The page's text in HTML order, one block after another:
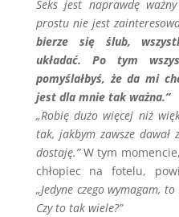
Seks jest naprawdę
prostu nie jest
bierze się ślub,
układać. Po tym
pomyślałbyś, że da mi
jest dla mnie tak ważna.”
„Robię dużo więcej niż
tak, jakbym zawsze
dostaję.”W tym
chłopiec na fotelu,
„Jedyne czego wymagam,
Czy to tak wiele?”